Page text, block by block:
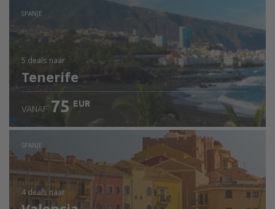
SPANJE
5 deals naar
Tenerife
VANAF 75 EUR
SPANJE
4 deals naar